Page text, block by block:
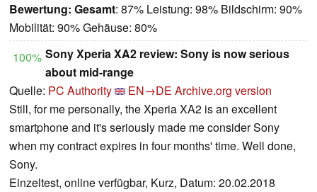
Bewertung: Gesamt: 87% Leistung: 98% Bildschirm: 90%
Mobilität: 90% Gehäuse: 80%
100% Sony Xperia XA2 review: Sony is now serious
about mid-range
Quelle: PC Authority EN→DE Archive.org version
Still, for me personally, the Xperia XA2 is an excellent
smartphone and it's seriously made me consider Sony
when my contract expires in four months' time. Well done,
Sony.
Einzeltest, online verfügbar, Kurz, Datum: 20.02.2018